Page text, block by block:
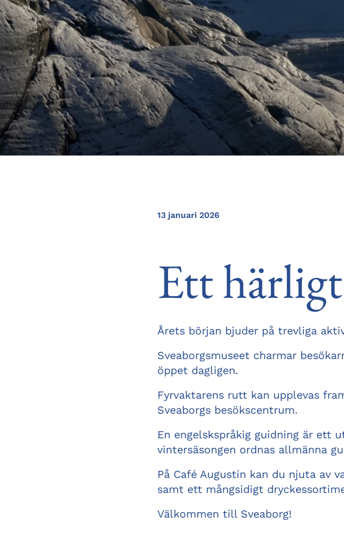
13 januari 2026
Ett
Årets början bjuder på trevliga
Sveaborgsmuseet charmar
öppet dagligen.
Fyrvaktarens rutt kan upplevas
Sveaborgs besökscentrum.
En engelskspråkig guidning är ett
vintersäsongen ordnas allmänna
På Café Augustin kan du njuta av
samt ett mångsidigt
Välkommen till Sveaborg!